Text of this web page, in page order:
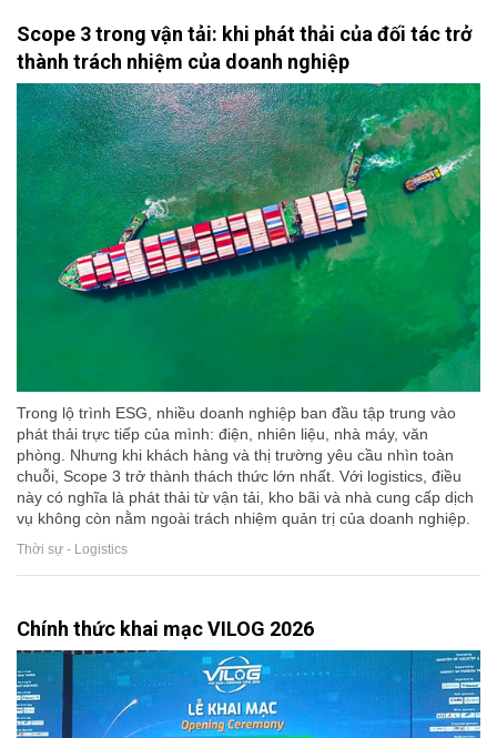
Scope 3 trong vận tải: khi phát thải của đối tác trở
thành trách nhiệm của doanh nghiệp
Trong lộ trình ESG, nhiều doanh nghiệp ban đầu tập trung vào
phát thải trực tiếp của mình: điện, nhiên liệu, nhà máy, văn
phòng. Nhưng khi khách hàng và thị trường yêu cầu nhìn toàn
chuỗi, Scope 3 trở thành thách thức lớn nhất. Với logistics, điều
này có nghĩa là phát thải từ vận tải, kho bãi và nhà cung cấp dịch
vụ không còn nằm ngoài trách nhiệm quản trị của doanh nghiệp.
Thời sự - Logistics
Chính thức khai mạc VILOG 2026